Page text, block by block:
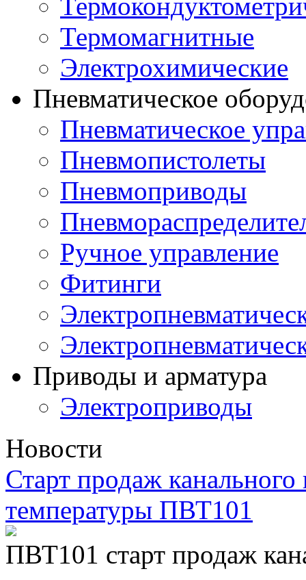
Термомагнитные
Электрохимические
Пневматическое
Пневматическое
Пневмопистолеты
Пневмоприводы
Ручное управление
Фитинги
Приводы и арматура
Электроприводы
Новости
Старт продаж канального
температуры ПВТ101
ПВТ101 старт продаж